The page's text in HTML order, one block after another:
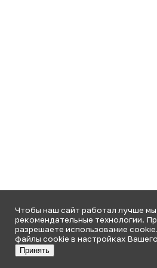
Чтобы наш сайт работал лучше
рекомендательные технологии.
разрешаете использование
файлы cookie в настройках
Принять